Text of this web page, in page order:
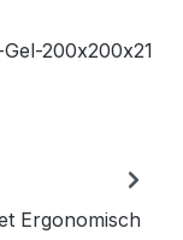
200x200x21
Ergonomisch